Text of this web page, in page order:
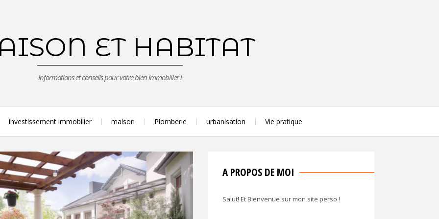
ET HABITAT
Informations et conseils pour votre bien immobilier !
investissement immobilier maison Plomberie urbanisation Vie pratique
A PROPOS DE MOI
Salut! Et Bienvenue sur mon site perso !